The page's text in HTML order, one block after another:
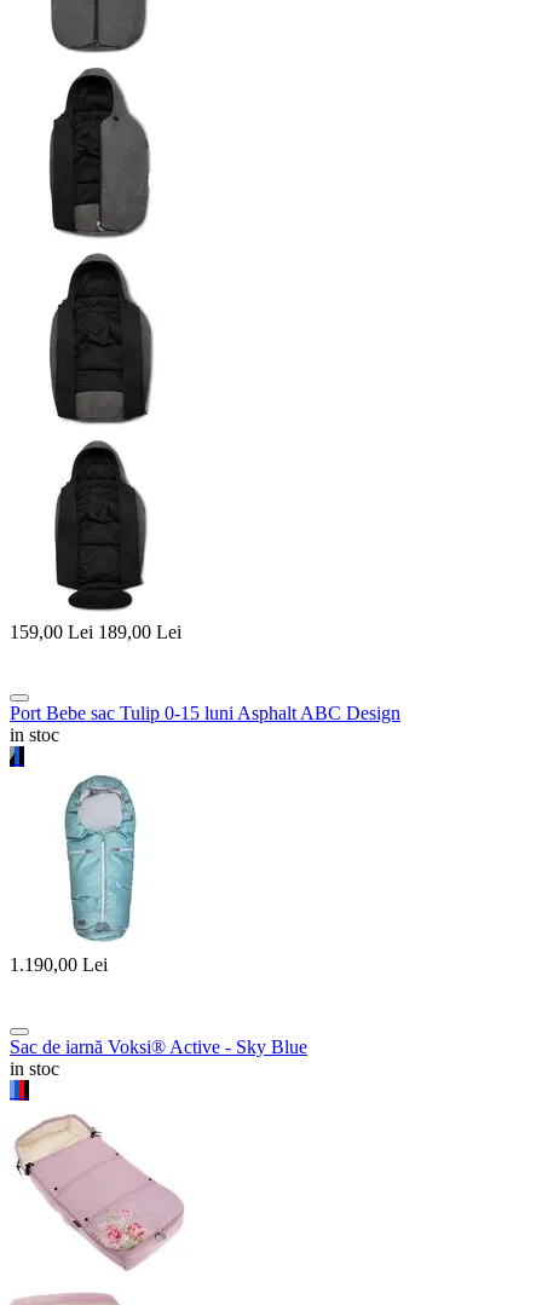
159,00 Lei 189,00 Lei
Port Bebe sac Tulip 0-15 luni Asphalt ABC Design
in stoc
1.190,00 Lei
Sac de iarnă Voksi® Active - Sky Blue
in stoc